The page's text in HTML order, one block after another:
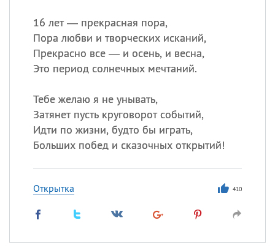
16 лет — прекрасная пора,
Пора любви и творческих исканий,
Прекрасно все — и осень, и весна,
Это период солнечных мечтаний.
Тебе желаю я не унывать,
Затянет пусть круговорот событий,
Идти по жизни, будто бы играть,
Больших побед и сказочных открытий!
Открытка 410